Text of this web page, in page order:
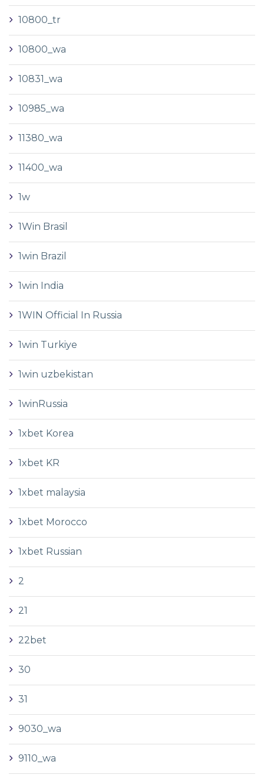
10800_tr
10800_wa
10831_wa
10985_wa
11380_wa
11400_wa
1w
1Win Brasil
1win Brazil
1win India
1WIN Official In Russia
1win Turkiye
1win uzbekistan
1winRussia
1xbet Korea
1xbet KR
1xbet malaysia
1xbet Morocco
1xbet Russian
2
21
22bet
30
31
9030_wa
9110_wa